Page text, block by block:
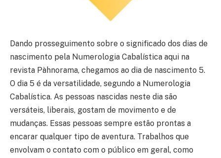
Dando prosseguimento sobre o significado dos dias de
nascimento pela Numerologia Cabalística aqui na
revista Pàhnorama, chegamos ao dia de nascimento 5.
O dia 5 é da versatilidade, segundo a Numerologia
Cabalística. As pessoas nascidas neste dia são
versáteis, liberais, gostam de movimento e de
mudanças. Essas pessoas sempre estão prontas a
encarar qualquer tipo de aventura. Trabalhos que
envolvam o contato com o público em geral, como